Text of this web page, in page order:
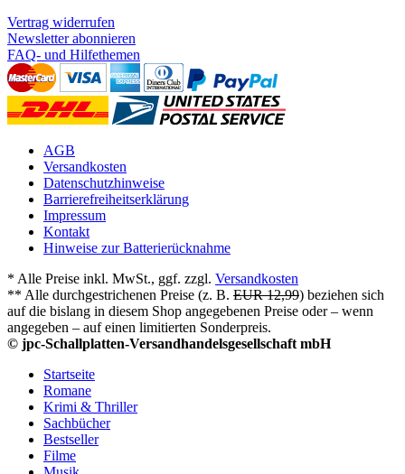
Vertrag widerrufen
Newsletter abonnieren
FAQ- und Hilfethemen
AGB
Versandkosten
Datenschutzhinweise
Barrierefreiheitserklärung
Impressum
Kontakt
Hinweise zur Batterierücknahme
* Alle Preise inkl. MwSt., ggf. zzgl. Versandkosten
** Alle durchgestrichenen Preise (z. B. EUR 12,99) beziehen sich
auf die bislang in diesem Shop angegebenen Preise oder – wenn
angegeben – auf einen limitierten Sonderpreis.
© jpc-Schallplatten-Versandhandelsgesellschaft mbH
Startseite
Romane
Krimi & Thriller
Sachbücher
Bestseller
Filme